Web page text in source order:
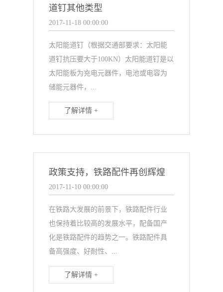
道钉其他类型
2017-11-18 00:00:00
太阳能道钉（根据交通部要求：太阳能
道钉抗压要大于100KN）太阳能道钉是以
太阳能板为充电元器件，电池或电容为
储能元器件，...
了解详情 +
政策支持，铁路配件再创辉煌
2017-11-10 00:00:00
在铁路大发展的前景下，铁路配件行业
也保持着比较高的发展水平，配备国产
化是铁路配件的趋势之一。铁路配件具
备高强度、好耐性、...
了解详情 +